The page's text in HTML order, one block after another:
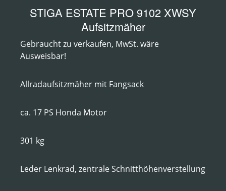
STIGA ESTATE PRO 9102 XWSY
Aufsitzmäher
Gebraucht zu verkaufen, MwSt. wäre
Ausweisbar!
Allradaufsitzmäher mit Fangsack
ca. 17 PS Honda Motor
301 kg
Leder Lenkrad, zentrale Schnitthöhenverstellung